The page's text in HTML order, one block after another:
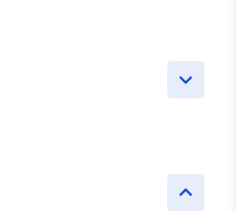
keyboard_arrow_down
keyboard_arrow_up